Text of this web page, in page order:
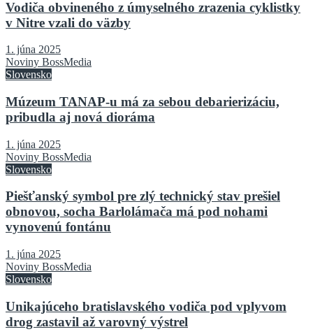
Vodiča obvineného z úmyselného zrazenia cyklistky
v Nitre vzali do väzby
1. júna 2025
Noviny BossMedia
Slovensko
Múzeum TANAP-u má za sebou debarierizáciu,
pribudla aj nová dioráma
1. júna 2025
Noviny BossMedia
Slovensko
Piešťanský symbol pre zlý technický stav prešiel
obnovou, socha Barlolámača má pod nohami
vynovenú fontánu
1. júna 2025
Noviny BossMedia
Slovensko
Unikajúceho bratislavského vodiča pod vplyvom
drog zastavil až varovný výstrel